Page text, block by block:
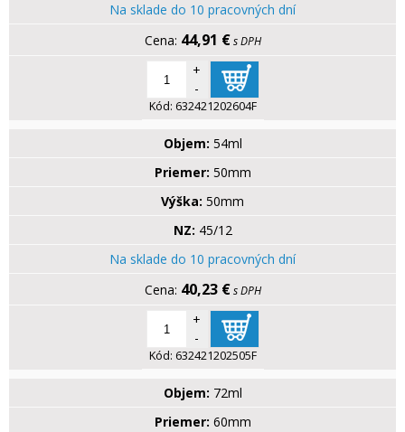
Na sklade do 10 pracovných dní
44,91 € s DPH
+
-
Kód: 632421202604F
Objem: 54ml
Priemer: 50mm
Výška: 50mm
NZ: 45/12
Na sklade do 10 pracovných dní
40,23 € s DPH
+
-
Kód: 632421202505F
Objem: 72ml
Priemer: 60mm